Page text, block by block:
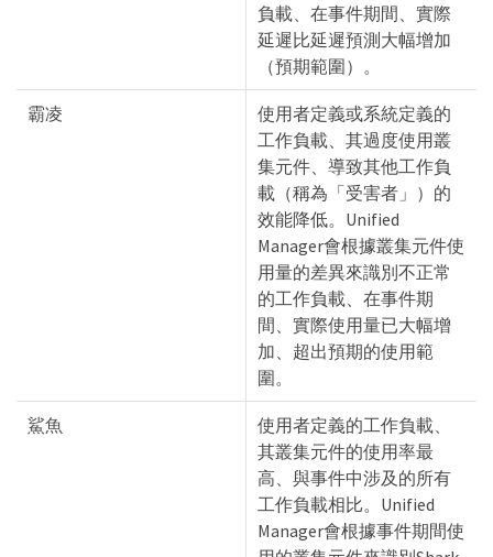
負載、在事件期間、實際
延遲比延遲預測大幅增加
（預期範圍）。
霸凌
使用者定義或系統定義的
工作負載、其過度使用叢
集元件、導致其他工作負
載（稱為「受害者」）的
效能降低。Unified
Manager會根據叢集元件使
用量的差異來識別不正常
的工作負載、在事件期
間、實際使用量已大幅增
加、超出預期的使用範
圍。
鯊魚
使用者定義的工作負載、
其叢集元件的使用率最
高、與事件中涉及的所有
工作負載相比。Unified
Manager會根據事件期間使